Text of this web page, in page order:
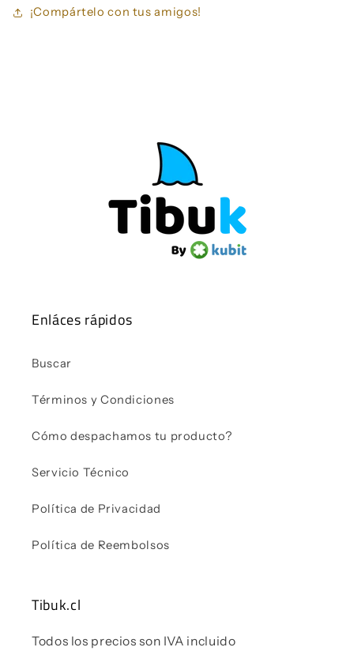
¡Compártelo con tus amigos!
Enláces rápidos
Buscar
Términos y Condiciones
Cómo despachamos tu producto?
Servicio Técnico
Política de Privacidad
Política de Reembolsos
Tibuk.cl
Todos los precios son IVA incluido